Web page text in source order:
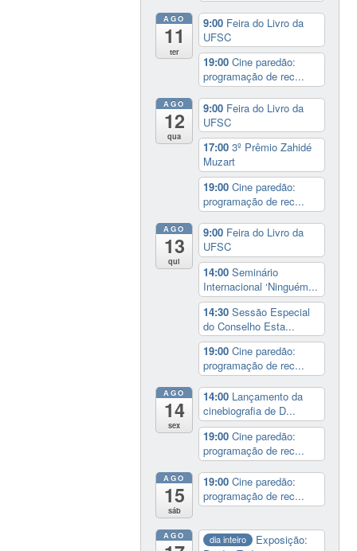
AGO
11
ter
9:00 Feira do Livro da
UFSC
19:00Cine paredão:
programação de rec...
AGO
12
qua
9:00 Feira do Livro da
UFSC
17:003º Prêmio Zahidé
Muzart
19:00Cine paredão:
programação de rec...
AGO
13
qui
9:00 Feira do Livro da
UFSC
14:00Seminário
Internacional ‘Ninguém...
14:30Sessão Especial
do Conselho Esta...
19:00Cine paredão:
programação de rec...
AGO
14
sex
14:00 Lançamento da
cinebiografia de D...
19:00Cine paredão:
programação de rec...
AGO
15
sáb
19:00Cine paredão:
programação de rec...
AGO dia inteiro
Exposição: